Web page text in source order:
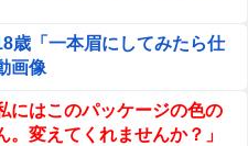
歳「一本眉にしてみたら仕
画像
にはこのパッケージの色の
。変えてくれませんか？」